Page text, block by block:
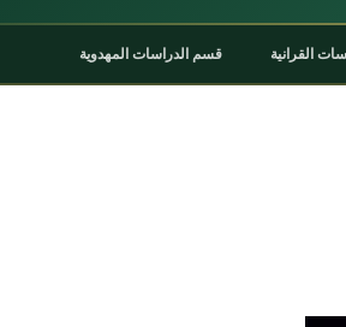
القرانية قسم الدراسات المهدوية